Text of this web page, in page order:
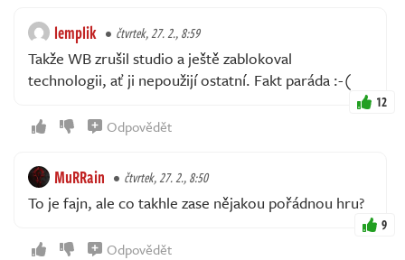
lemplik čtvrtek, 27. 2., 8:59
Takže WB zrušil studio a ještě zablokoval
technologii, ať ji nepoužijí ostatní. Fakt paráda :-(
12
Odpovědět
MuRRain čtvrtek, 27. 2., 8:50
To je fajn, ale co takhle zase nějakou pořádnou hru?
9
Odpovědět